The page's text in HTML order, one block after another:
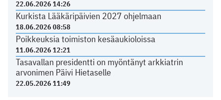
22.06.2026 14:26
Kurkista Lääkäripäivien 2027 ohjelmaan
18.06.2026 08:58
Poikkeuksia toimiston kesäaukioloissa
11.06.2026 12:21
Tasavallan presidentti on myöntänyt arkkiatrin
arvonimen Päivi Hietaselle
22.05.2026 11:49